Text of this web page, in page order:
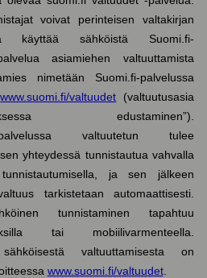
voivat perinteisen valtakirjan
käyttää sähköistä Suomi.fi-
asiamiehen valtuuttamista
nimetään Suomi.fi-palvelussa
www.suomi.fi/valtuudet (valtuutusasia
edustaminen”).
valtuutetun tulee
yhteydessä tunnistautua vahvalla
ja sen jälkeen
tarkistetaan automaattisesti.
tunnistaminen tapahtuu
tai mobiilivarmenteella.
valtuuttamisesta on
www.suomi.fi/valtuudet.